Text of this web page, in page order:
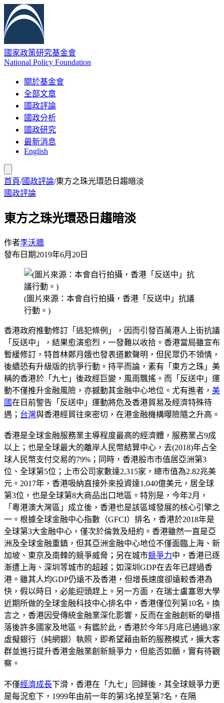
國家政策研究基金會
National Policy Foundation
關於基金會
全部文章
國政評論
國政分析
國政研究
最新消息
English
首頁/國政評論/東方之珠光環恐日趨暗淡
國政評論
東方之珠光環恐日趨暗淡
作者李沃牆
發布日期2019年6月20日
(圖片來源：本會自行拍攝，香港「反送中」抗議
行動。)
香港政府推動修訂「逃犯條例」，因而引發百萬港人上街抗議
「反送中」，結果愈演愈烈，一發難以收拾。香港當局雖宣布
暫緩修訂，特首林鄭月娥也發表道歉聲明，但民眾仍不領情，
後續恐有升級版的抗爭行動。持平而論，素有「東方之珠」美
稱的香港於「九七」後政經巨變，風雨飄搖。而「反送中」運
動不僅推升金融風險，亦撼動其金融中心地位。尤有進者， 美
國在日前警告「反送中」運動將危及香港貿易及經濟特殊待
遇； 台灣與香港經貿往來密切，在港金融機構曝險隨之升高。
香港是全球金融服務業主導程度最高的經濟體，服務業占9成
以上；也是全球最大的離岸人民幣結算中心，去(2018)年占全
球人民幣支付交易的79%；同時，香港股市市值居亞洲第3
位、全球第5位；上市公司家數達2,315家，總市值為2.82兆美
元。2017年，香港吸納直接外來投資達1,040億美元，居全球
第3位，也是全球第8大商品出口地區。特別是，今年2月，
「粵港澳大灣區」成立後，香港也是該區域發展的核心引擎之
一。根據全球金融中心指數（GFCI）排名，香港於2018年是
全球第3大金融中心，僅次於倫敦及紐約。香港雖然一直是亞
洲及全球金融重鎮，但其亞洲金融中心地位不僅面臨上海、新
加坡、東京及南韓的競爭威脅；另在城市競爭力中，香港已逐
漸遭上海、深圳等城市的超越；如深圳GDP在去年已趕過香
港。雖其人均GDP仍遠不及香港，但增長速度卻遠較香港為
快，假以時日，必能迎頭趕上。另一方面，在瑞士盧塞恩大學
近期所做的全球金融科技中心排名中，香港僅位列第10名。換
言之，香港因受傳統金融業深化影響，反而在金融創新的舉措
落後許多國家及地區。有鑑於此，香港於今年5月底已通過3家
虛擬銀行（純網銀）執照，即希望藉由新的服務模式，擴大客
群並進行提升香港金融業創新競爭力，但能否如願，實有待觀
察。
不僅經濟成長下滑，香港在「九七」回歸後，其全球競爭力更
是每況愈下，1999年由前一年的第3名掉至第7名，在隔